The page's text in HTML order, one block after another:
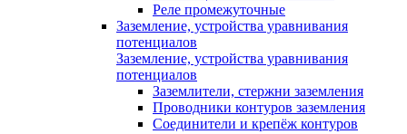
Реле промежуточные
Заземление, устройства уравнивания
потенциалов
Заземление, устройства уравнивания
потенциалов
Заземлители, стержни заземления
Проводники контуров заземления
Соединители и крепёж контуров